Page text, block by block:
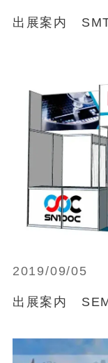
出展案内
2019/09/05
出展案内